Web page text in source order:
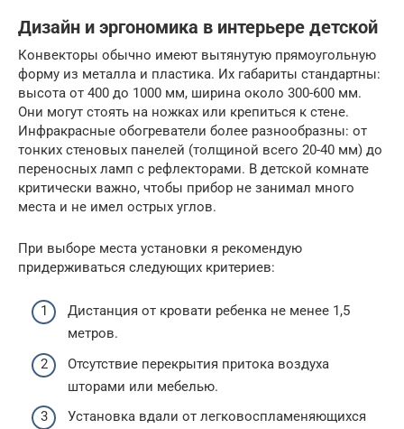
Дизайн и эргономика в интерьере детской
Конвекторы обычно имеют вытянутую прямоугольную
форму из металла и пластика. Их габариты стандартны:
высота от 400 до 1000 мм, ширина около 300-600 мм.
Они могут стоять на ножках или крепиться к стене.
Инфракрасные обогреватели более разнообразны: от
тонких стеновых панелей (толщиной всего 20-40 мм) до
переносных ламп с рефлекторами. В детской комнате
критически важно, чтобы прибор не занимал много
места и не имел острых углов.
При выборе места установки я рекомендую
придерживаться следующих критериев:
Дистанция от кровати ребенка не менее 1,5
метров.
Отсутствие перекрытия притока воздуха
шторами или мебелью.
Установка вдали от легковоспламеняющихся